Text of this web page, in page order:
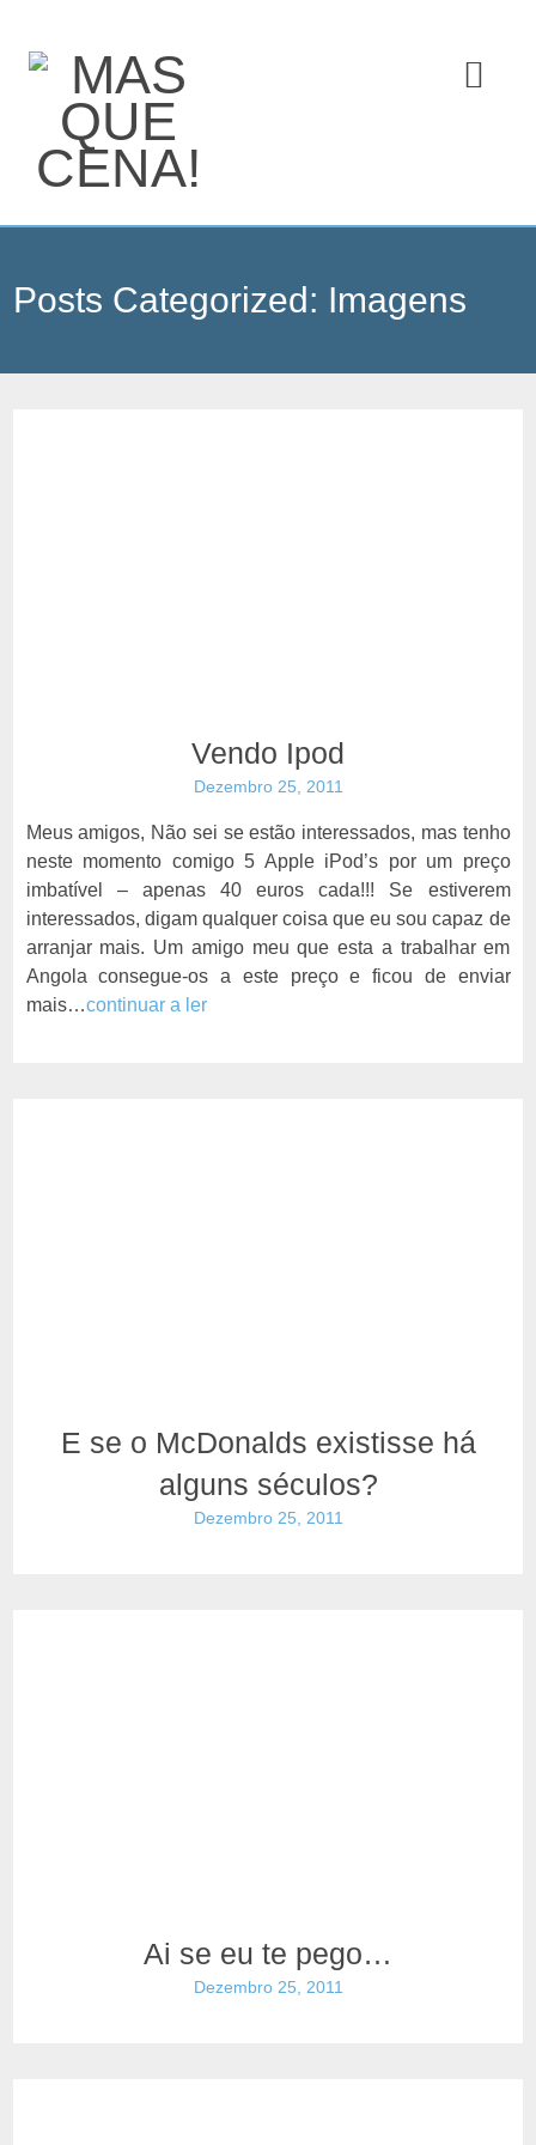
Posts Categorized: Imagens
Vendo Ipod
Dezembro 25, 2011
Meus amigos, Não sei se estão interessados, mas tenho
neste momento comigo 5 Apple iPod’s por um preço
imbatível – apenas 40 euros cada!!! Se estiverem
interessados, digam qualquer coisa que eu sou capaz de
arranjar mais. Um amigo meu que esta a trabalhar em
Angola consegue-os a este preço e ficou de enviar
mais…continuar a ler
E se o McDonalds existisse há
alguns séculos?
Dezembro 25, 2011
Ai se eu te pego…
Dezembro 25, 2011